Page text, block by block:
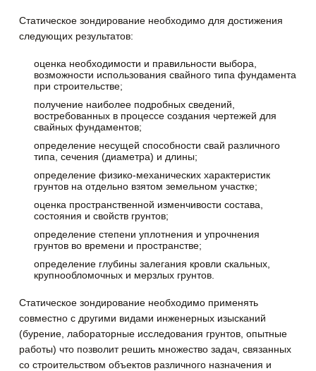
Статическое зондирование необходимо для достижения
следующих результатов:
оценка необходимости и правильности выбора,
возможности использования свайного типа фундамента
при строительстве;
получение наиболее подробных сведений,
востребованных в процессе создания чертежей для
свайных фундаментов;
определение несущей способности свай различного
типа, сечения (диаметра) и длины;
определение физико-механических характеристик
грунтов на отдельно взятом земельном участке;
оценка пространственной изменчивости состава,
состояния и свойств грунтов;
определение степени уплотнения и упрочнения
грунтов во времени и пространстве;
определение глубины залегания кровли скальных,
крупнообломочных и мерзлых грунтов.
Статическое зондирование необходимо применять
совместно с другими видами инженерных изысканий
(бурение, лабораторные исследования грунтов, опытные
работы) что позволит решить множество задач, связанных
со строительством объектов различного назначения и